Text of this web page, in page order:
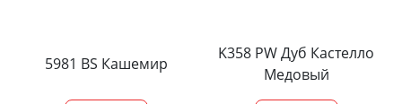
5981 BS Кашемир
K358 PW Дуб Кастелло
Медовый